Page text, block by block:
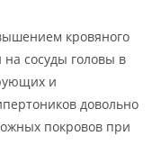
кровяного
сосуды головы в
и
довольно
покровов при